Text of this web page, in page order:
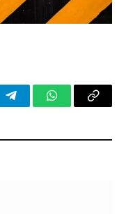
TelegramWhatsApp
Copy